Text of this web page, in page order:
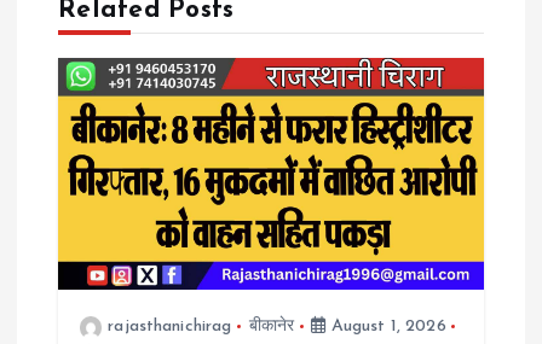
v
g
t
Related Posts
rajasthanichirag बीकानेर
August 1, 2026